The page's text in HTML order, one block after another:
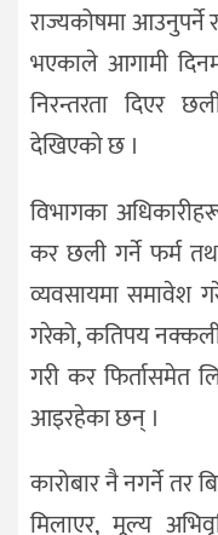
राज्यकोषमा आउनुपर्ने
भएकाले आगामी
निरन्तरता दिएर
देखिएको छ ।
विभागका
कर छली गर्ने फर्म
व्यवसायमा समावेश
गरेको, कतिपय
गरी कर फिर्तासमेत
आइरहेका छन् ।
कारोबार नै नगर्ने तर
मिलाएर, मूल्य